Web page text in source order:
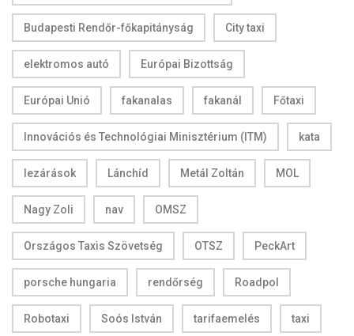
Budapesti Rendőr-főkapitányság City taxi
elektromos autó Európai Bizottság
Európai Unió fakanalas fakanál Főtaxi
Innovációs és Technológiai Minisztérium (ITM) kata
lezárások Lánchíd Metál Zoltán MOL
Nagy Zoli nav OMSZ
Országos Taxis Szövetség OTSZ PeckArt
porsche hungaria rendőrség Roadpol
Robotaxi Soós István tarifaemelés taxi